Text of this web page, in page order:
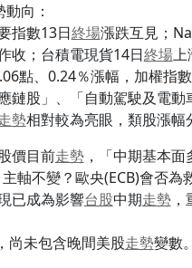
向：
指數13日終場漲跌互見；
收；台積電現貨14日終場上
點、0.24％漲幅，加權指
鏈股」、「自動駕駛及電
勢相對較為亮眼，類股漲幅
價目前走勢，「中期基本面
軸不變？歐央(ECB)會否
已成為影響台股中期走勢，
尚未包含晚間美股走勢變數。